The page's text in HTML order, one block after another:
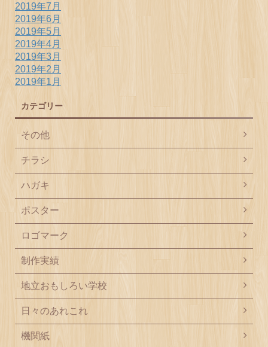
2019年7月
2019年6月
2019年5月
2019年4月
2019年3月
2019年2月
2019年1月
カテゴリー
その他
チラシ
ハガキ
ポスター
ロゴマーク
制作実績
地立おもしろい学校
日々のあれこれ
機関紙